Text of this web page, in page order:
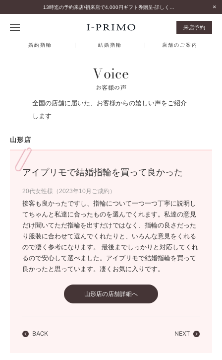
来店予約
婚約指輪 結婚指輪 店舗のご案内
Voice
お客様の声
全国の店舗に届いた、お客様からの嬉しい声をご紹介
します
山形店
アイプリモで結婚指輪を買って良かった
20代女性様（2023年10月ご成約）
接客も良かったですし、指輪について一つ一つ丁寧に説明し
てちゃんと私達に合ったものを選んでくれます。私達の意見
だけ聞いてただ指輪を出すだけではなく、指輪の良さだった
り服装に合わせて選んでくれたりと、いろんな意見をくれる
ので凄く参考になります。 最後までしっかりと対応してくれ
るので安心して選べました。アイプリモで結婚指輪を買って
良かったと思っています。凄くお気に入りです。
山形店の店舗詳細へ
BACK NEXT